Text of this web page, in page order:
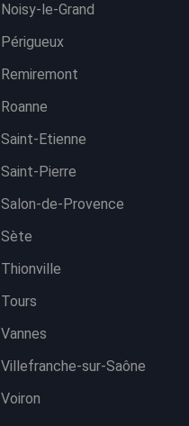
Noisy-le-Grand
Périgueux
Remiremont
Roanne
Saint-Etienne
Saint-Pierre
Salon-de-Provence
Sète
Thionville
Tours
Vannes
Villefranche-sur-Saône
Voiron